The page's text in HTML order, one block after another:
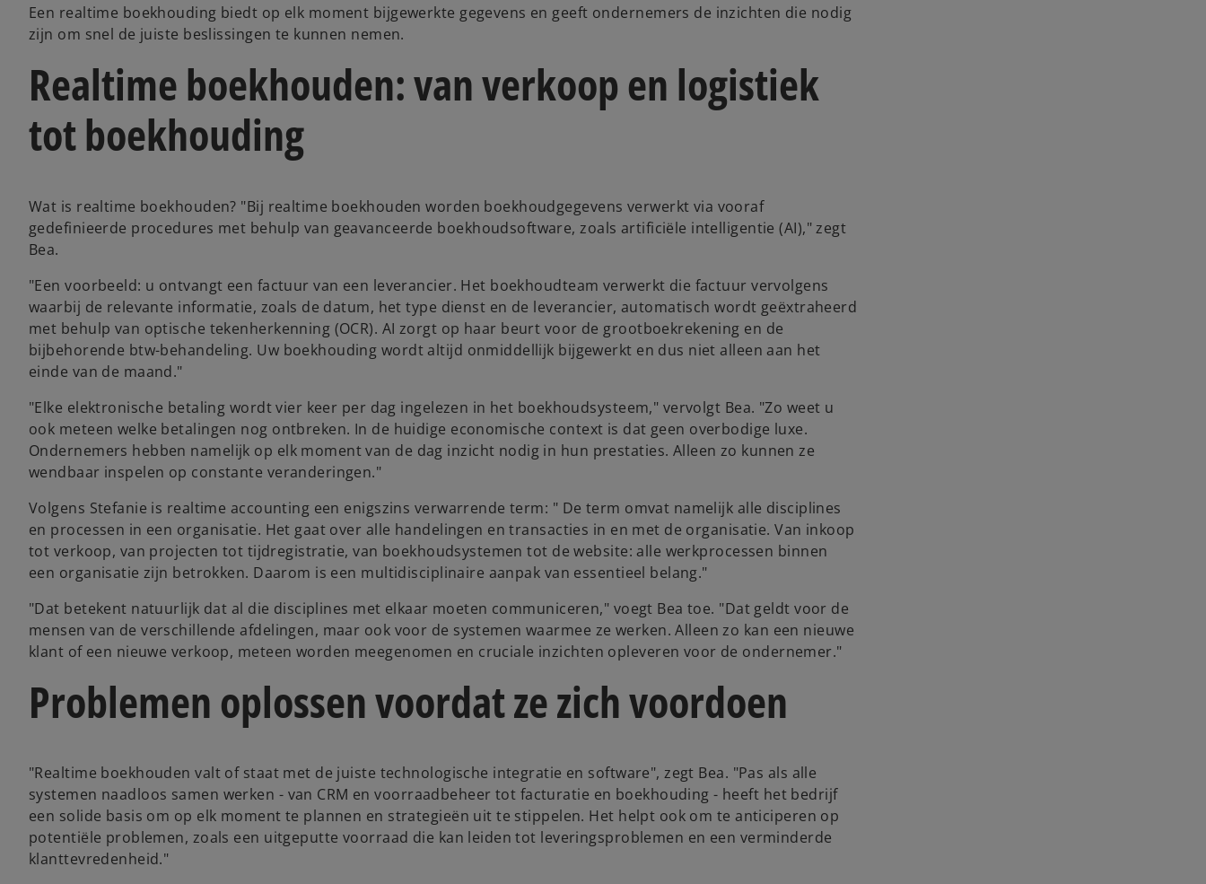
y
V
i
d
e
o
Een realtime boekhouding biedt op elk moment bijgewerkte gegevens en geeft ondernemers de inzichten die nodig
zijn om snel de juiste beslissingen te kunnen nemen.
Realtime boekhouden: van verkoop en logistiek
tot boekhouding
Wat is realtime boekhouden? "Bij realtime boekhouden worden boekhoudgegevens verwerkt via vooraf
gedefinieerde procedures met behulp van geavanceerde boekhoudsoftware, zoals artificiële intelligentie (AI)," zegt
Bea.
"Een voorbeeld: u ontvangt een factuur van een leverancier. Het boekhoudteam verwerkt die factuur vervolgens
waarbij de relevante informatie, zoals de datum, het type dienst en de leverancier, automatisch wordt geëxtraheerd
met behulp van optische tekenherkenning (OCR). AI zorgt op haar beurt voor de grootboekrekening en de
bijbehorende btw-behandeling. Uw boekhouding wordt altijd onmiddellijk bijgewerkt en dus niet alleen aan het
einde van de maand."
"Elke elektronische betaling wordt vier keer per dag ingelezen in het boekhoudsysteem," vervolgt Bea. "Zo weet u
ook meteen welke betalingen nog ontbreken. In de huidige economische context is dat geen overbodige luxe.
Ondernemers hebben namelijk op elk moment van de dag inzicht nodig in hun prestaties. Alleen zo kunnen ze
wendbaar inspelen op constante veranderingen."
Volgens Stefanie is realtime accounting een enigszins verwarrende term: " De term omvat namelijk alle disciplines
en processen in een organisatie. Het gaat over alle handelingen en transacties in en met de organisatie. Van inkoop
tot verkoop, van projecten tot tijdregistratie, van boekhoudsystemen tot de website: alle werkprocessen binnen
een organisatie zijn betrokken. Daarom is een multidisciplinaire aanpak van essentieel belang."
"Dat betekent natuurlijk dat al die disciplines met elkaar moeten communiceren," voegt Bea toe. "Dat geldt voor de
mensen van de verschillende afdelingen, maar ook voor de systemen waarmee ze werken. Alleen zo kan een nieuwe
klant of een nieuwe verkoop, meteen worden meegenomen en cruciale inzichten opleveren voor de ondernemer."
Problemen oplossen voordat ze zich voordoen
"Realtime boekhouden valt of staat met de juiste technologische integratie en software", zegt Bea. "Pas als alle
systemen naadloos samen werken - van CRM en voorraadbeheer tot facturatie en boekhouding - heeft het bedrijf
een solide basis om op elk moment te plannen en strategieën uit te stippelen. Het helpt ook om te anticiperen op
potentiële problemen, zoals een uitgeputte voorraad die kan leiden tot leveringsproblemen en een verminderde
klanttevredenheid."